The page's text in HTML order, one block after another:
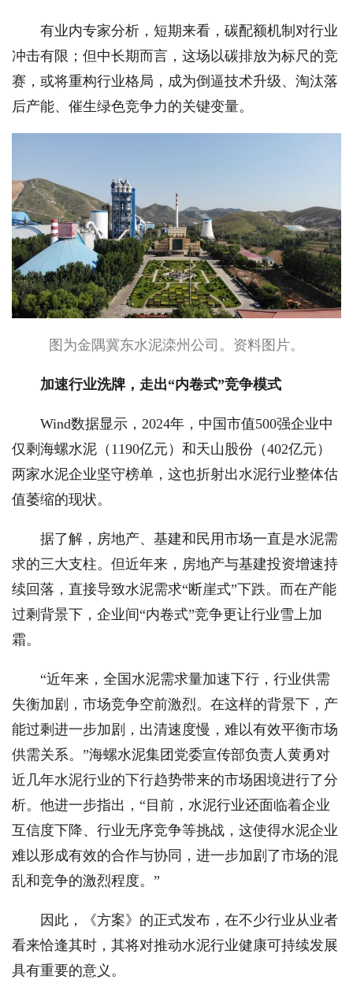
有业内专家分析，短期来看，碳配额机制对行业
冲击有限；但中长期而言，这场以碳排放为标尺的竞
赛，或将重构行业格局，成为倒逼技术升级、淘汰落
后产能、催生绿色竞争力的关键变量。
图为金隅冀东水泥滦州公司。资料图片。
加速行业洗牌，走出“内卷式”竞争模式
Wind数据显示，2024年，中国市值500强企业中
仅剩海螺水泥（1190亿元）和天山股份（402亿元）
两家水泥企业坚守榜单，这也折射出水泥行业整体估
值萎缩的现状。
据了解，房地产、基建和民用市场一直是水泥需
求的三大支柱。但近年来，房地产与基建投资增速持
续回落，直接导致水泥需求“断崖式”下跌。而在产能
过剩背景下，企业间“内卷式”竞争更让行业雪上加
霜。
“近年来，全国水泥需求量加速下行，行业供需
失衡加剧，市场竞争空前激烈。在这样的背景下，产
能过剩进一步加剧，出清速度慢，难以有效平衡市场
供需关系。”海螺水泥集团党委宣传部负责人黄勇对
近几年水泥行业的下行趋势带来的市场困境进行了分
析。他进一步指出，“目前，水泥行业还面临着企业
互信度下降、行业无序竞争等挑战，这使得水泥企业
难以形成有效的合作与协同，进一步加剧了市场的混
乱和竞争的激烈程度。”
因此，《方案》的正式发布，在不少行业从业者
看来恰逢其时，其将对推动水泥行业健康可持续发展
具有重要的意义。